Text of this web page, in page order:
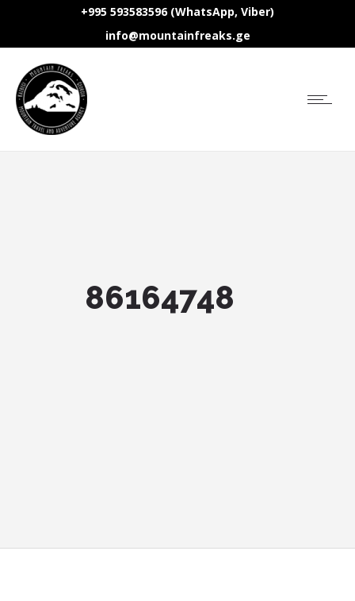
+995 593583596 (WhatsApp, Viber)
info@mountainfreaks.ge
86164748